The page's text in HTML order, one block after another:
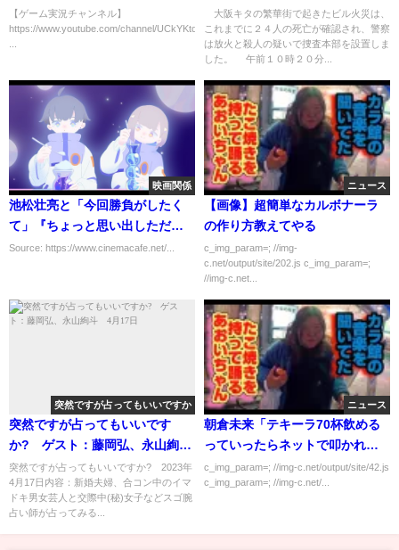
んなよ！
【ゲーム実況チャンネル】
https://www.youtube.com/channel/UCkYKtq0p7a_o5J47NKD1_oA
大阪キタの繁華街で起きたビル火災は、
これまでに２４人の死亡が確認され、警察
は放火と殺人の疑いで捜査本部を設置しま
した。 午前１０時２０分...
映画関係
池松壮亮と「今回勝負がしたく
て」『ちょっと思い出しただ
け』松居大悟監督、東京国際映
Source: https://www.cinemacafe.net/...
ニュース
【画像】超簡単なカルボナーラ
の作り方教えてやる
c_img_param=; //img-
c.net/output/site/202.js c_img_param=;
//img-c.net...
突然ですが占ってもいいですか
突然ですが占ってもいいです
か? ゲスト：藤岡弘、永山絢
斗 4月17日
突然ですが占ってもいいですか? 2023年
4月17日内容：新婚夫婦、合コン中のイマ
ドキ男女芸人と交際中(秘)女子などスゴ腕
占い師が占ってみる...
ニュース
朝倉未来「テキーラ70杯飲める
っていったらネットで叩かれた
けど本当だからw」
c_img_param=; //img-c.net/output/site/42.js
c_img_param=; //img-c.net/...